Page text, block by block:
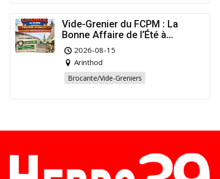
Vide-Grenier du FCPM : La
Bonne Affaire de l’Été à
Arinthod !
2026-08-15
Arinthod
Brocante/Vide-Greniers